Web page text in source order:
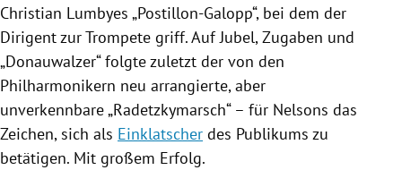
Christian Lumbyes „Postillon-Galopp“, bei dem der
Dirigent zur Trompete griff. Auf Jubel, Zugaben und
„Donauwalzer“ folgte zuletzt der von den
Philharmonikern neu arrangierte, aber
unverkennbare „Radetzkymarsch“ – für Nelsons das
Zeichen, sich als Einklatscher des Publikums zu
betätigen. Mit großem Erfolg.